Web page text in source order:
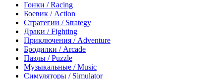
Гонки / Racing
Боевик / Action
Стратегии / Strategy
Драки / Fighting
Приключения / Adventure
Бродилки / Arcade
Пазлы / Puzzle
Музыкальные / Music
Симуляторы / Simulator